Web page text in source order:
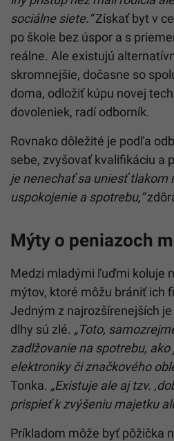
sociálne siete.“Získať byt v
po škole bez úspor a s
reálne. Ale existujú
skromnejšie, dočasne so
doma, odložiť kúpu novej
dovoleniek, radí odborník.
Rovnako dôležité je podľa
sebe, zvyšovať kvalifikáciu a
je nenechať sa uniesť tlakom
uspokojenie a spotrebu,“
Mýty o peniazoch
Medzi mladými ľuďmi koluje
mýtov, ktoré môžu brániť ich
Jedným z najrozšírenejších
dlhy sú zlé. „Toto,
zadlžovanie na spotrebu, ako
elektroniky či značkového
Tonka. „Existuje ale aj tzv.
prispieť k zvýšeniu majetku
Príkladom môže byť pôžička